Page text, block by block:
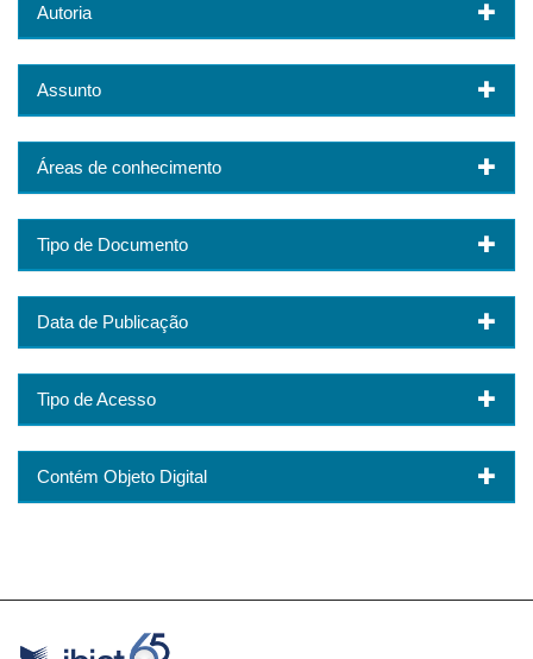
Autoria
Assunto
Áreas de conhecimento
Tipo de Documento
Data de Publicação
Tipo de Acesso
Contém Objeto Digital